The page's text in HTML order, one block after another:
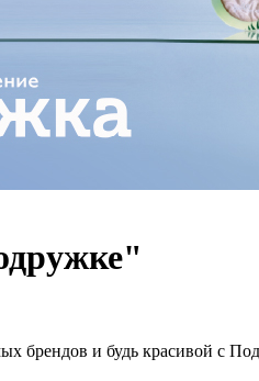
брендов и будь красивой с